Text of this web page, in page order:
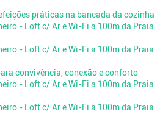
práticas na bancada da cozinha
convivência, conexão e conforto